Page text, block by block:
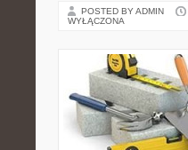
POSTED BY ADMIN
WYŁĄCZONA